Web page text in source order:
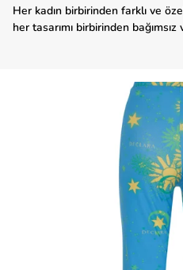
Her kadın birbirinden farklı ve
her tasarımı birbirinden